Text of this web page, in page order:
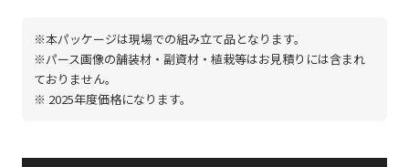
※本パッケージは現場での組み立て品となります。
※パース画像の舗装材・副資材・植栽等はお見積りには含まれ
ておりません。
※ 2025年度価格になります。